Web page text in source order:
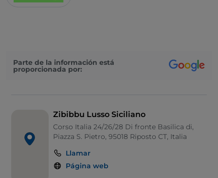
Parte de la información está
proporcionada por:
Zibibbu Lusso Siciliano
Corso Italia 24/26/28 Di fronte Basilica di,
Piazza S. Pietro, 95018 Riposto CT, Italia
Llamar
Página web